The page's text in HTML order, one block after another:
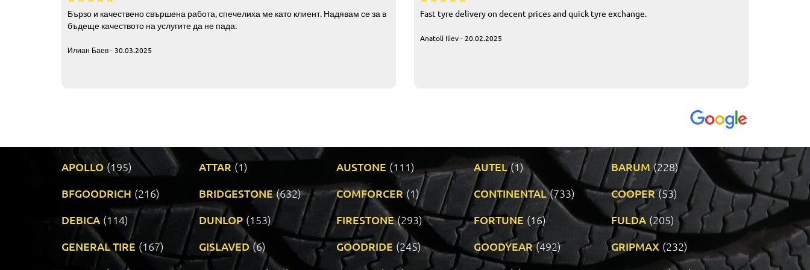
Бързо и качествено свършена работа, спечелиха ме като клиент. Надявам се за в
бъдеще качеството на услугите да не пада.
Илиан Баев - 30.03.2025
Fast tyre delivery on decent prices and quick tyre exchange.
Anatoli Iliev - 20.02.2025
APOLLO (195) ATTAR (1) AUSTONE (111) AUTEL (1) BARUM (228)
BFGOODRICH (216) BRIDGESTONE (632) COMFORCER (1) CONTINENTAL (733) COOPER (53)
DEBICA (114) DUNLOP (153) FIRESTONE (293) FORTUNE (16) FULDA (205)
GENERAL TIRE (167) GISLAVED (6) GOODRIDE (245) GOODYEAR (492) GRIPMAX (232)